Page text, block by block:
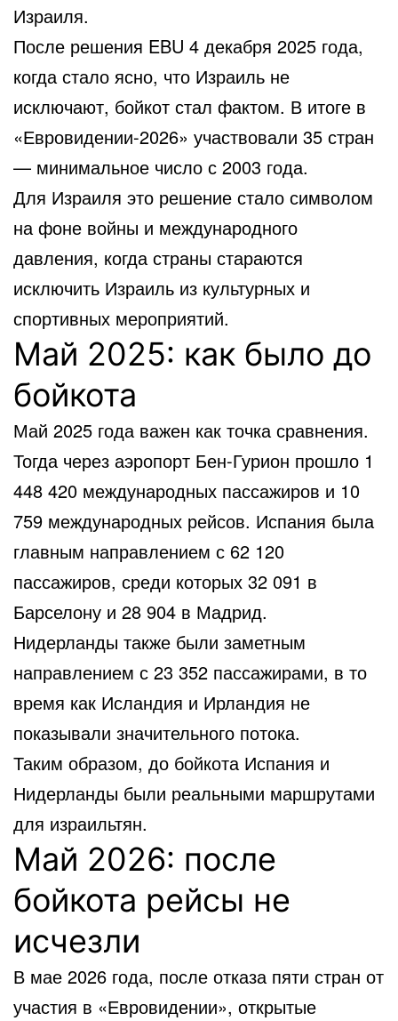
Израиля.
После решения EBU 4 декабря 2025 года,
когда стало ясно, что Израиль не
исключают, бойкот стал фактом. В итоге в
«Евровидении-2026» участвовали 35 стран
— минимальное число с 2003 года.
Для Израиля это решение стало символом
на фоне войны и международного
давления, когда страны стараются
исключить Израиль из культурных и
спортивных мероприятий.
Май 2025: как было до
бойкота
Май 2025 года важен как точка сравнения.
Тогда через аэропорт Бен-Гурион прошло 1
448 420 международных пассажиров и 10
759 международных рейсов. Испания была
главным направлением с 62 120
пассажиров, среди которых 32 091 в
Барселону и 28 904 в Мадрид.
Нидерланды также были заметным
направлением с 23 352 пассажирами, в то
время как Исландия и Ирландия не
показывали значительного потока.
Таким образом, до бойкота Испания и
Нидерланды были реальными маршрутами
для израильтян.
Май 2026: после
бойкота рейсы не
исчезли
В мае 2026 года, после отказа пяти стран от
участия в «Евровидении», открытые